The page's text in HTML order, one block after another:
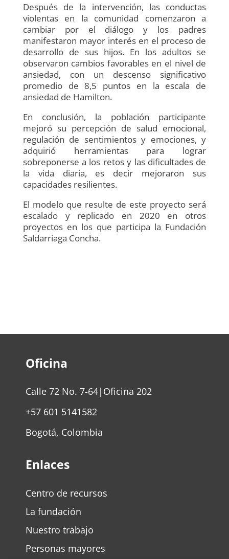
Después de la intervención, las conductas
violentas en la comunidad comenzaron a
cambiar por el diálogo y los padres
manifestaron mayor interés en el proceso de
desarrollo de sus hijos. En los adultos se
observaron cambios favorables en el nivel de
ansiedad, con un descenso significativo
promedio de 8,5 puntos en la escala de
ansiedad de Hamilton.
En conclusión, la población participante
mejoró su percepción de salud emocional,
regulación de sentimientos y emociones, y
adquirió herramientas para lograr
sobreponerse a los retos y las dificultades de
la vida diaria, es decir mejoraron sus
capacidades resilientes.
El modelo que resulte de este proyecto será
escalado y replicado en 2020 en otros
proyectos en los que participa la Fundación
Saldarriaga Concha.
Oficina
Calle 72 No. 7-64|Oficina 202
+57 601 5141582
Bogotá, Colombia
Enlaces
Centro de recursos
La fundación
Nuestro trabajo
Personas mayores